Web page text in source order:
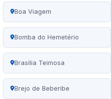
Boa Viagem
Bomba do Hemetério
Brasília Teimosa
Brejo de Beberibe